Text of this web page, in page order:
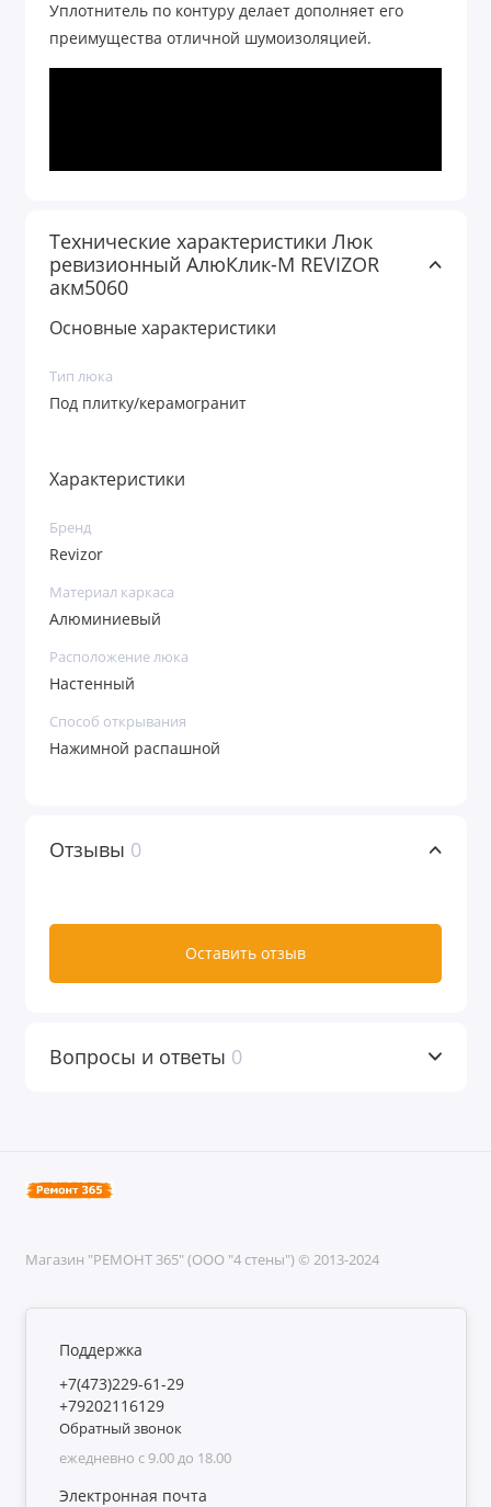
Уплотнитель по контуру делает дополняет его
преимущества отличной шумоизоляцией.
Видеоинструкция по установке.
Технические характеристики Люк
ревизионный АлюКлик-M REVIZOR
акм5060
Основные характеристики
Тип люка
Под плитку/керамогранит
Характеристики
Бренд
Revizor
Материал каркаса
Алюминиевый
Расположение люка
Настенный
Способ открывания
Нажимной распашной
Отзывы 0
Оставить отзыв
Вопросы и ответы 0
Магазин "РЕМОНТ 365" (ООО "4 стены") © 2013-2024
Поддержка
+7(473)229-61-29
+79202116129
Обратный звонок
ежедневно с 9.00 до 18.00
Электронная почта